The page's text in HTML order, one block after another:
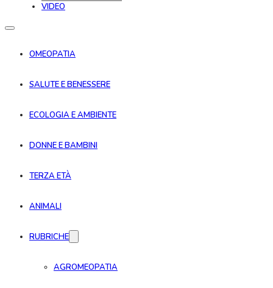
VIDEO
OMEOPATIA
SALUTE E BENESSERE
ECOLOGIA E AMBIENTE
DONNE E BAMBINI
TERZA ETÀ
ANIMALI
RUBRICHE
AGROMEOPATIA